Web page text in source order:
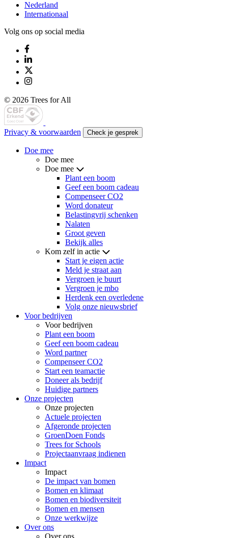
Nederland
Internationaal
Volg ons op social media
© 2026 Trees for All
Privacy & voorwaarden Check je gesprek
Doe mee
Doe mee
Doe mee
Plant een boom
Geef een boom cadeau
Compenseer CO2
Word donateur
Belastingvrij schenken
Nalaten
Groot geven
Bekijk alles
Kom zelf in actie
Start je eigen actie
Meld je straat aan
Vergroen je buurt
Vergroen je mbo
Herdenk een overledene
Volg onze nieuwsbrief
Voor bedrijven
Voor bedrijven
Plant een boom
Geef een boom cadeau
Word partner
Compenseer CO2
Start een teamactie
Doneer als bedrijf
Huidige partners
Onze projecten
Onze projecten
Actuele projecten
Afgeronde projecten
GroenDoen Fonds
Trees for Schools
Projectaanvraag indienen
Impact
Impact
De impact van bomen
Bomen en klimaat
Bomen en biodiversiteit
Bomen en mensen
Onze werkwijze
Over ons
Over ons